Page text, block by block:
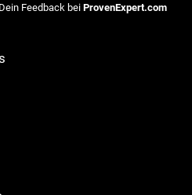
Feedback bei ProvenExpert.com